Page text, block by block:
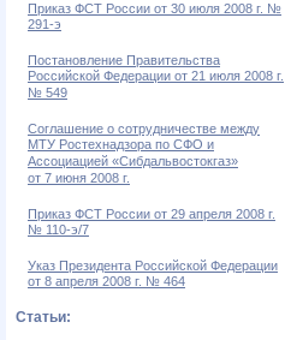
Приказ ФСТ России от 30 июля 2008 г. №
291-э
Постановление Правительства
Российской Федерации от 21 июля 2008 г.
№ 549
Соглашение о сотрудничестве между
МТУ Ростехнадзора по СФО и
Ассоциацией «Сибдальвостокгаз»
от 7 июня 2008 г.
Приказ ФСТ России от 29 апреля 2008 г.
№ 110-э/7
Указ Президента Российской Федерации
от 8 апреля 2008 г. № 464
Статьи: